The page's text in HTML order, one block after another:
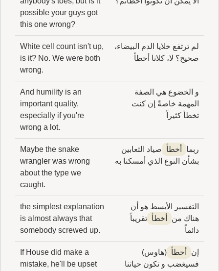
possible your guys got
this one wrong?
لم ترتفع خلايا الدم البيضاء،
صحيح؟ لا، كلانا أخطأ
White cell count isn't up,
is it? No. We were both
wrong.
و الخضوع هي الصفة
المهمة خاصةً إن كنت
تخطأ كثيراً
And humility is an
important quality,
especially if you're
wrong a lot.
ربما أخطأ
صياد الثعابين
بشأن النوع الذي أمسكنا به
Maybe the snake
wrangler was wrong
about the type we
caught.
التفسير الأبسط هو أن
هناك من
أخطأ تقريباً
دائماً
the simplest explanation
is almost always that
somebody screwed up.
إن أخطأ (هاوس)
فسيغضب و تكون حياتنا
If House did make a
mistake, he'll be upset